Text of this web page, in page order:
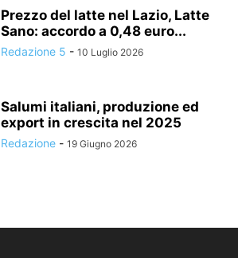
Prezzo del latte nel Lazio, Latte
Sano: accordo a 0,48 euro...
Redazione 5 - 10 Luglio 2026
Salumi italiani, produzione ed
export in crescita nel 2025
Redazione - 19 Giugno 2026